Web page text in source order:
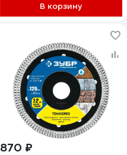
В корзину
870 ₽